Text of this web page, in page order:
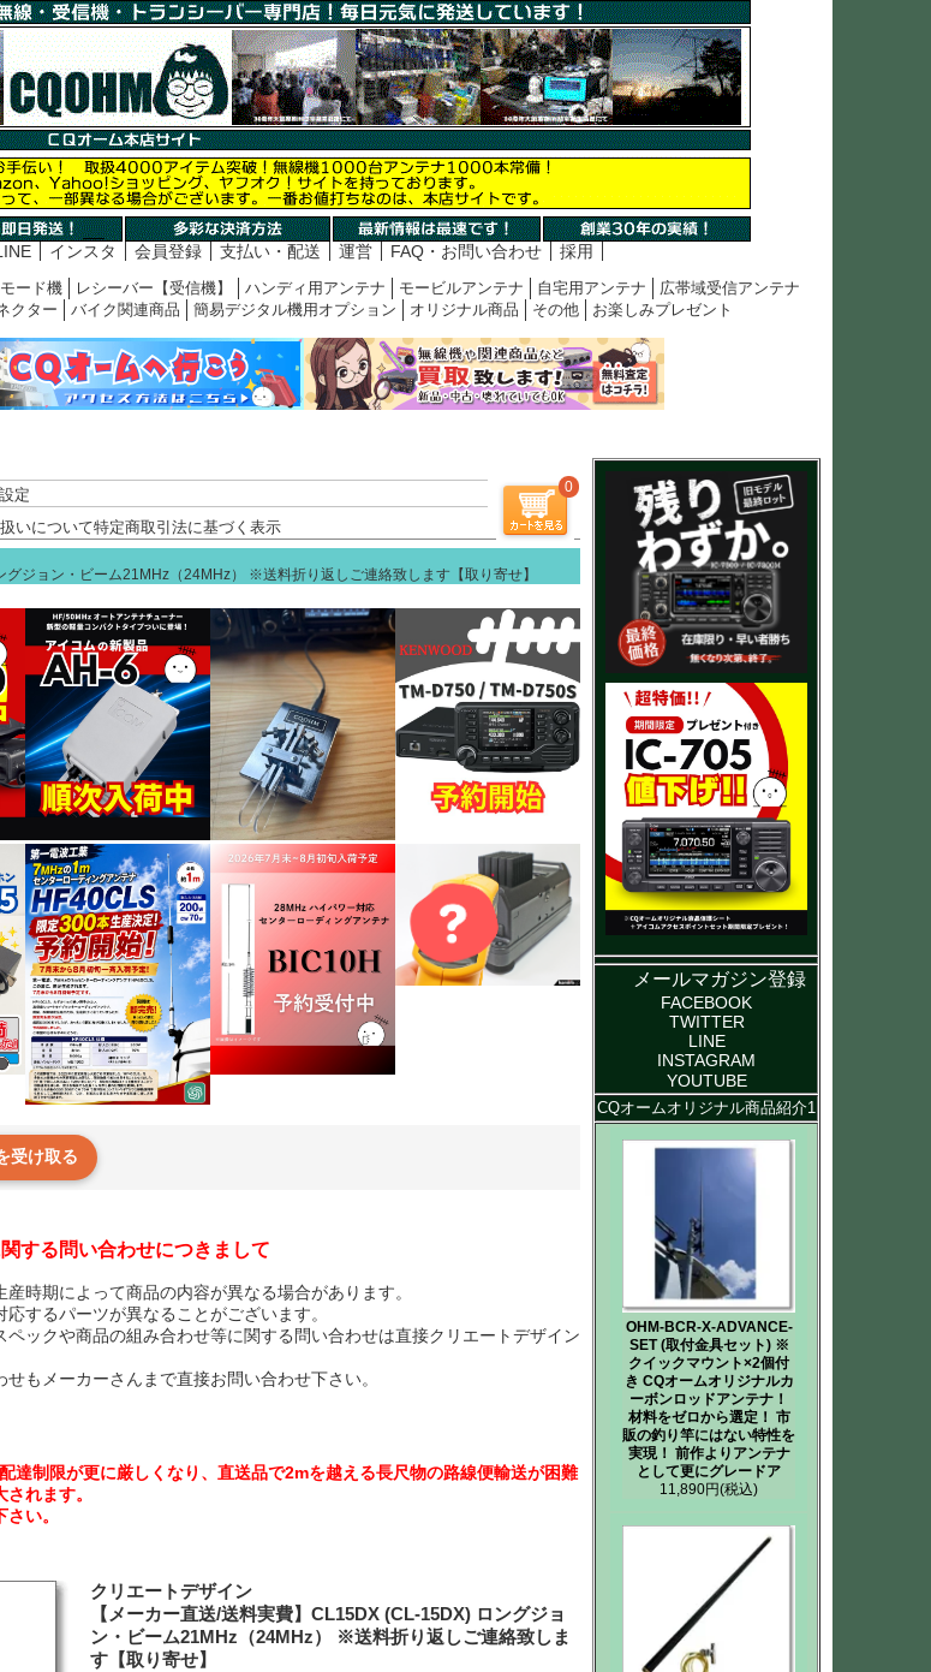
インスタ 会員登録 支払い・配送 運営 FAQ・お問い合わせ 採用
ード機 レシーバー【受信機】 ハンディ用アンテナ モービルアンテナ 自宅用アンテナ
広帯域受信アンテナ
クター バイク関連商品 簡易デジタル機用オプション オリジナル商品 その他 お楽しみプレゼント
0
定
いについて特定商取引法に基づく表示
グジョン・ビーム21MHz（24MHz） ※送料折り返しご連絡致します【取り寄せ】
受け取る
する問い合わせにつきまして
時期によって商品の内容が異なる場合があります。
するパーツが異なることがございます。
ックや商品の組み合わせ等に関する問い合わせは直接クリエートデザイン
もメーカーさんまで直接お問い合わせ下さい。
達制限が更に厳しくなり、直送品で2mを越える長尺物の路線便輸送が困難
れます。
い。
クリエートデザイン
【メーカー直送/送料実費】CL15DX (CL-15DX) ロングジョ
ン・ビーム21MHz（24MHz） ※送料折り返しご連絡致しま
す【取り寄せ】
メールマガジン登録
FACEBOOK
TWITTER
LINE
INSTAGRAM
YOUTUBE
CQオームオリジナル商品紹介1
OHM-BCR-X-ADVANCE-
SET (取付金具セット) ※
クイックマウント×2個付
き CQオームオリジナルカ
ーボンロッドアンテナ！
材料をゼロから選定！ 市
販の釣り竿にはない特性を
実現！ 前作よりアンテナ
として更にグレードア
11,890円(税込)